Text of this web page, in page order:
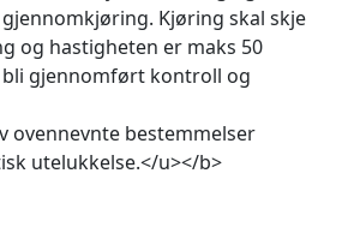
Kjøring skal skje
og hastigheten er maks 50
bli gjennomført kontroll og
ovennevnte bestemmelser
utelukkelse.</u></b>